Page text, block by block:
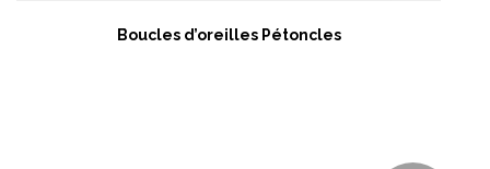
Boucles d’oreilles Pétoncles